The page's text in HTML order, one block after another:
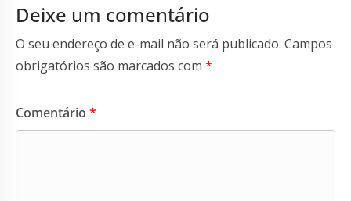
Deixe um comentário
O seu endereço de e-mail não será publicado. Campos
obrigatórios são marcados com *
Comentário *